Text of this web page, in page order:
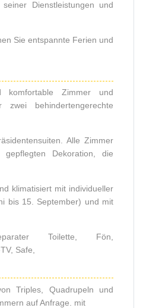
Dienstleistungen und
Sie entspannte Ferien und
komfortable Zimmer und
zwei behindertengerechte
Alle Zimmer
Dekoration, die
klimatisiert mit individueller
bis 15. September) und mit
Toilette, Fön,
Safe,
Triples, Quadrupeln und
auf Anfrage. mit